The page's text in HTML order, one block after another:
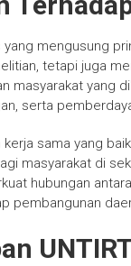
mengusung
tetapi juga
masyarakat yang
serta
sama yang
masyarakat di
hubungan
pembangunan